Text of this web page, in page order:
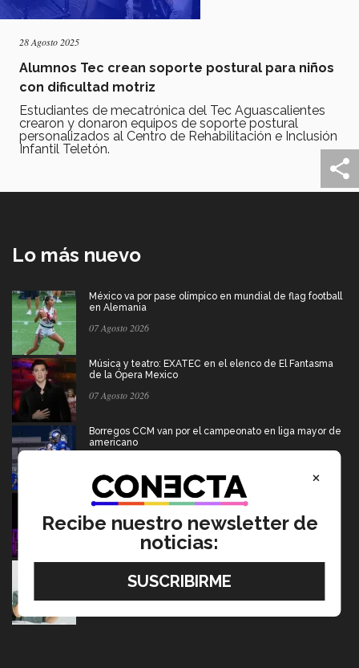
28 Agosto 2025
Alumnos Tec crean soporte postural para niños
con dificultad motriz
Estudiantes de mecatrónica del Tec Aguascalientes
crearon y donaron equipos de soporte postural
personalizados al Centro de Rehabilitación e Inclusión
Infantil Teletón.
Lo más nuevo
México va por pase olímpico en mundial de flag football
en Alemania
07 Agosto 2026
Música y teatro: EXATEC en el elenco de El Fantasma
de la Ópera Mexico
07 Agosto 2026
Borregos CCM van por el campeonato en liga mayor de
americano
Del escenario de PrepaTec Qro al teatro musical en
Estados Unidos
06 Agosto 2026
Tec y UT Austin buscan "devolver la voz" a
hispanohablantes con afasia
×
Recibe nuestro newsletter de
noticias: